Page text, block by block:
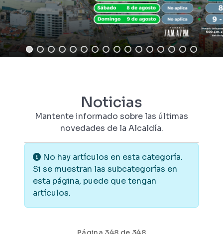
Noticias
Mantente informado sobre las últimas
novedades de la Alcaldía.
Información
No hay artículos en esta categoría.
Si se muestran las subcategorías en
esta página, puede que tengan
artículos.